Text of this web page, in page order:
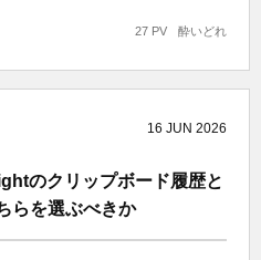
酔いどれ
27 PV
16 JUN 2026
のクリップボード履歴と
らを選ぶべきか